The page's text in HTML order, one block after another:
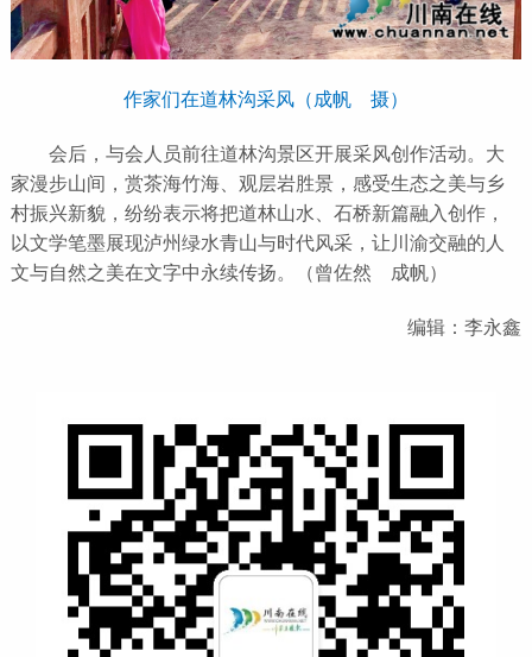
作家们在道林沟采风（成帆 摄）
会后，与会人员前往道林沟景区开展采风创作活动。大
家漫步山间，赏茶海竹海、观层岩胜景，感受生态之美与乡
村振兴新貌，纷纷表示将把道林山水、石桥新篇融入创作，
以文学笔墨展现泸州绿水青山与时代风采，让川渝交融的人
文与自然之美在文字中永续传扬。
（曾佐然 成帆）
编辑：李永鑫